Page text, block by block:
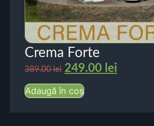
Crema Forte
389.00lei 249.00 lei
Adaugă în coș